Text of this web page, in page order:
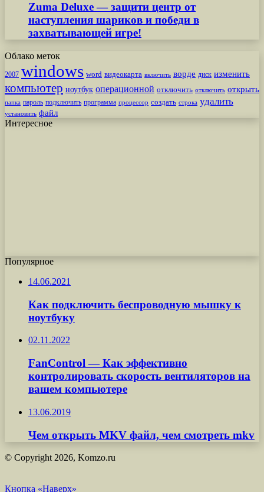
Zuma Deluxe — защити центр от
наступления шариков и победи в
захватывающей игре!
Облако меток
2007 windows word видеокарта включить ворде диск изменить
компьютер ноутбук операционной отключить отключить открыть
папка пароль подключить программа процессор создать строка удалить
установить файл
Интересное
Популярное
14.06.2021
Как подключить беспроводную мышку к
ноутбуку
02.11.2022
FanControl — Как эффективно
контролировать скорость вентиляторов на
вашем компьютере
13.06.2019
Чем открыть MKV файл, чем смотреть mkv
© Copyright 2026, Komzo.ru
Кнопка «Наверх»